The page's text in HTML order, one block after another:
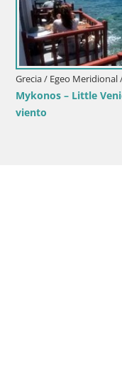
/ Siros
Hermópolis – la isla